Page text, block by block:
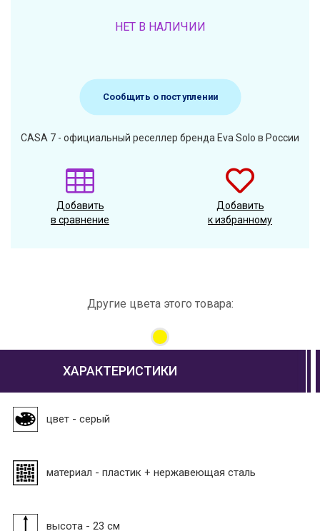
НЕТ В НАЛИЧИИ
Сообщить о поступлении
CASA 7 - официальный реселлер бренда Eva Solo в России
Добавить
в сравнение
Добавить
к избранному
Другие цвета этого товара:
ХАРАКТЕРИСТИКИ
цвет - серый
материал - пластик + нержавеющая сталь
высота - 23 см